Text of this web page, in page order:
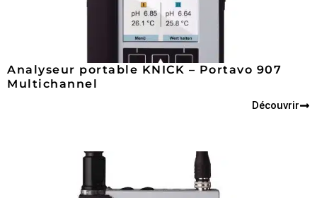
Analyseur portable KNICK – Portavo 907
Multichannel
Découvrir